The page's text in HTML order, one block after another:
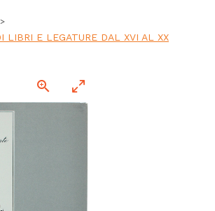
LIBRI E LEGATURE DAL XVI AL XX